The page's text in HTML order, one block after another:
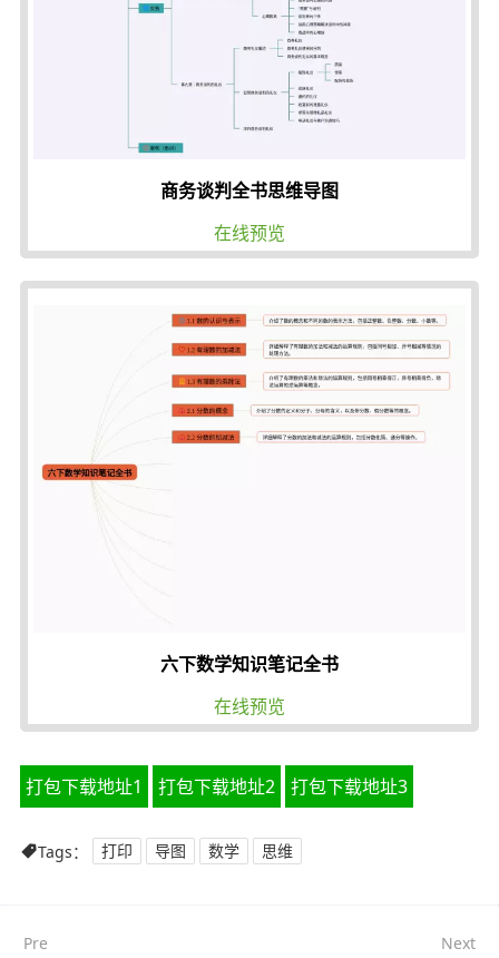
商务谈判全书思维导图
在线预览
六下数学知识笔记全书
在线预览
打包下载地址1 打包下载地址2 打包下载地址3
Tags： 打印 导图 数学 思维
Pre Next